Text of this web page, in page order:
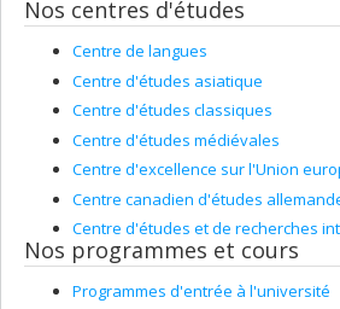
Nos centres d'études
Centre de langues
Centre d'études asiatique
Centre d'études classiques
Centre d'études médiévales
Centre d'excellence sur l'Union
Centre canadien d'études
Centre d'études et de recherches
Nos programmes et cours
Programmes d'entrée à l'université